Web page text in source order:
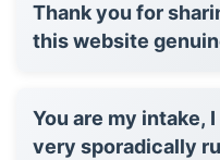
Thank you for
this website
You are my intake, I own few web
very sporadically